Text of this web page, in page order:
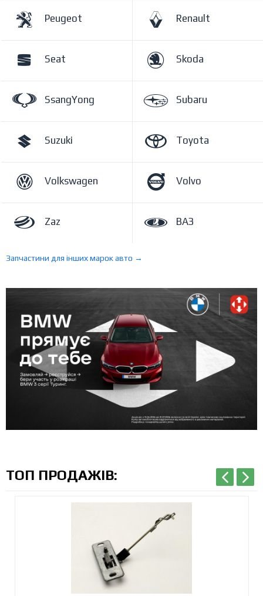
Peugeot Renault
Seat Skoda
SsangYong Subaru
Suzuki Toyota
Volkswagen Volvo
Zaz ВАЗ
Запчастини для інших марок авто →
ТОП ПРОДАЖІВ: